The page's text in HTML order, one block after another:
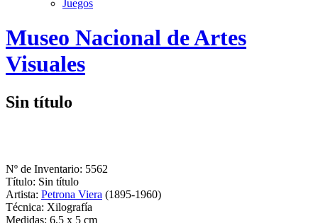
Juegos
Logo
MNAV
Museo Nacional de Artes
Visuales
Sin título
Nº de Inventario: 5562
Título: Sin título
Artista: Petrona Viera (1895-1960)
Técnica: Xilografía
Medidas: 6,5 x 5 cm